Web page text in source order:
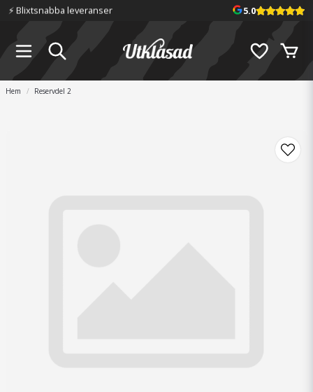
⚡️ Blixtsnabba leveranser 5.0
Hem Reservdel 2